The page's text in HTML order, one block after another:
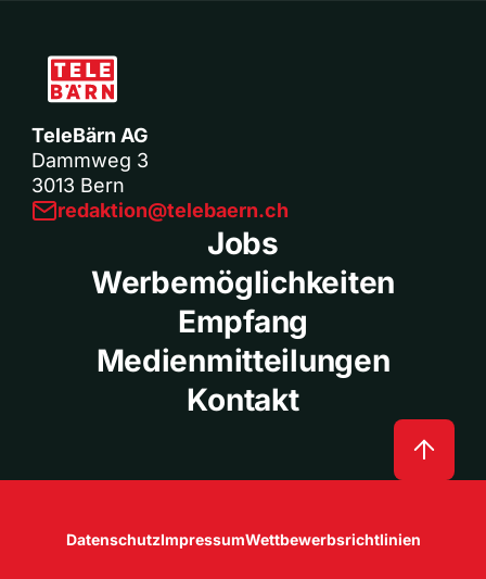
TeleBärn AG
Dammweg 3
3013 Bern
redaktion@telebaern.ch
Jobs
Werbemöglichkeiten
Empfang
Medienmitteilungen
Kontakt
DatenschutzImpressumWettbewerbsrichtlinien